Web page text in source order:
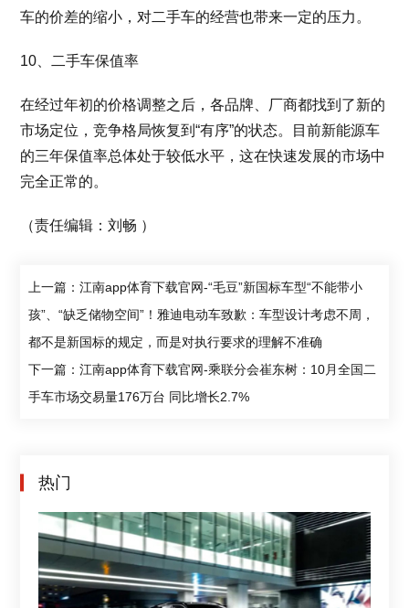
车的价差的缩小，对二手车的经营也带来一定的压力。
10、二手车保值率
在经过年初的价格调整之后，各品牌、厂商都找到了新的
市场定位，竞争格局恢复到“有序”的状态。目前新能源车
的三年保值率总体处于较低水平，这在快速发展的市场中
完全正常的。
（责任编辑：刘畅 ）
上一篇：江南app体育下载官网-“毛豆”新国标车型“不能带小
孩”、“缺乏储物空间”！雅迪电动车致歉：车型设计考虑不周，
都不是新国标的规定，而是对执行要求的理解不准确
下一篇：江南app体育下载官网-乘联分会崔东树：10月全国二
手车市场交易量176万台 同比增长2.7%
热门